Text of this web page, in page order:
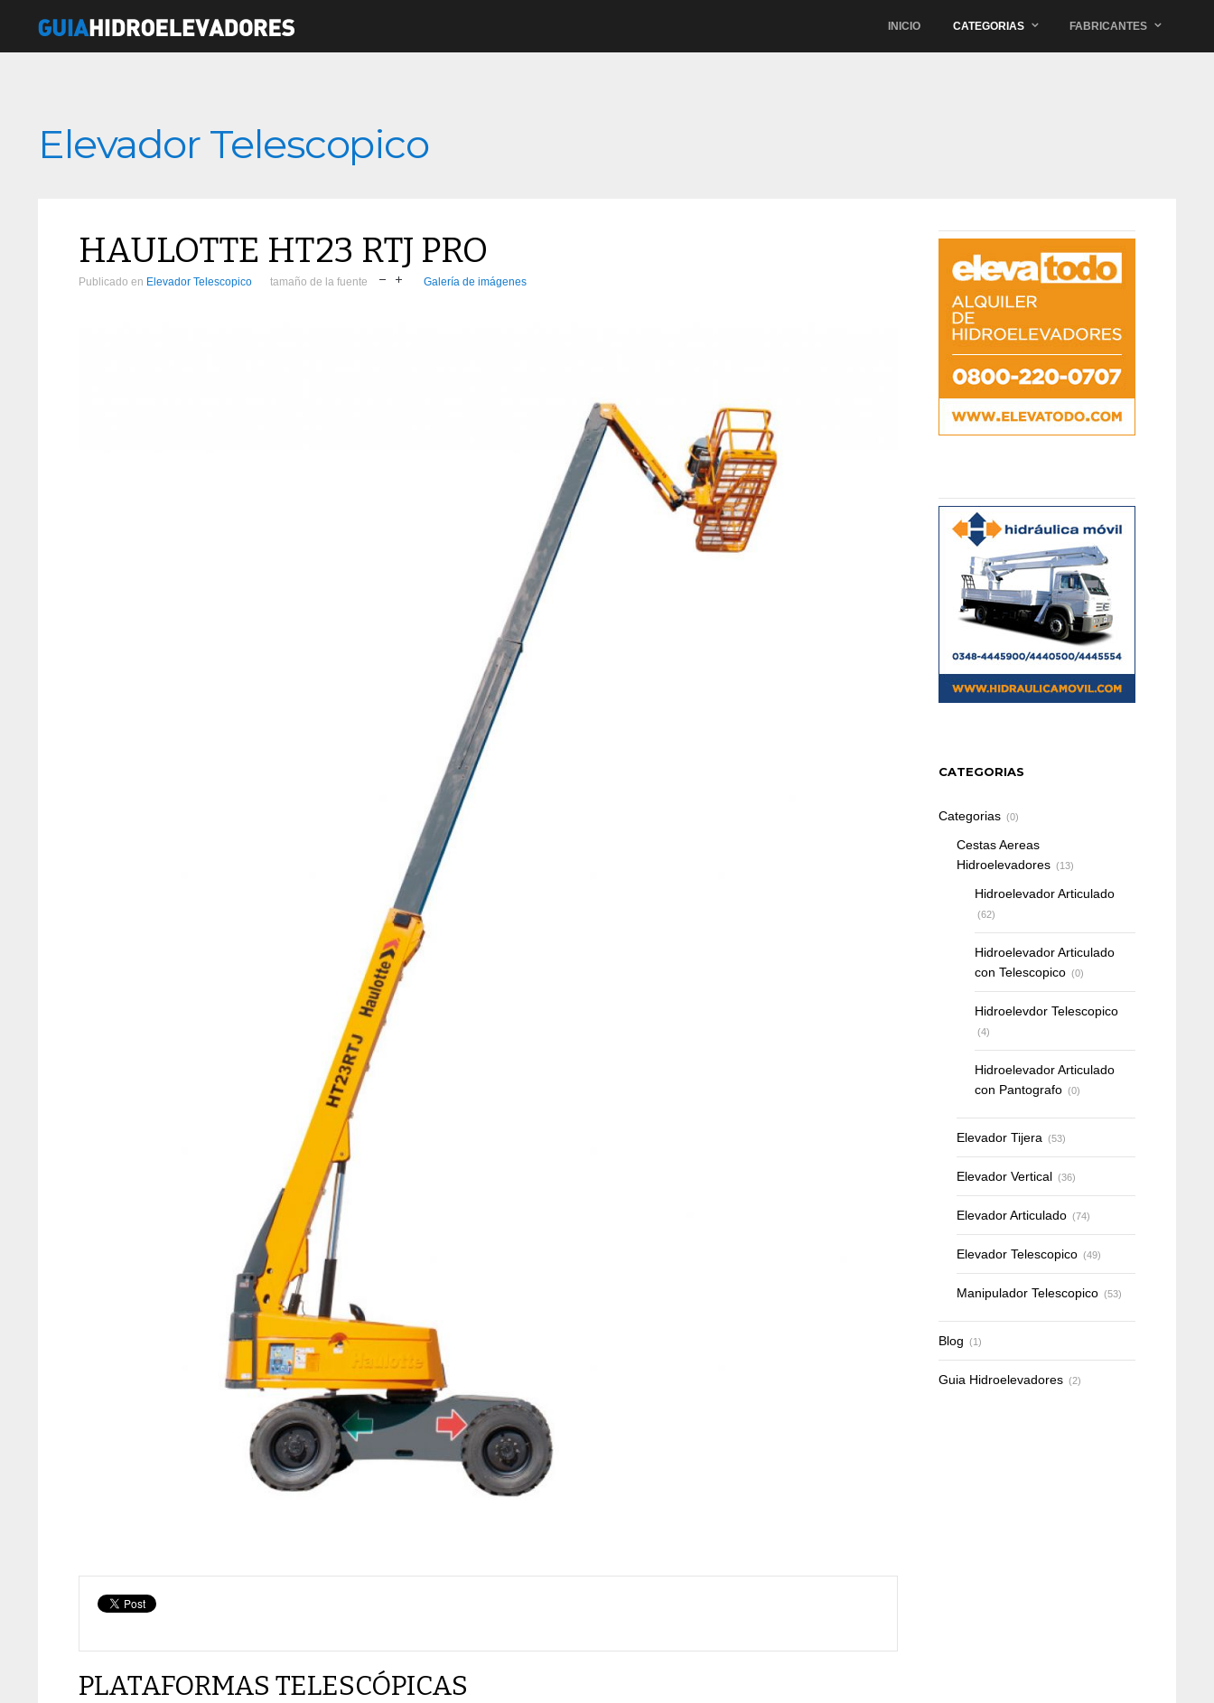
INICIO CATEGORIAS FABRICANTES
Elevador Telescopico
HAULOTTE HT23 RTJ PRO
Publicado en Elevador Telescopico tamaño de la fuente Galería de imágenes
PLATAFORMAS TELESCÓPICAS
CATEGORIAS
Categorias (0)
Cestas Aereas
Hidroelevadores (13)
Hidroelevador Articulado
(62)
Hidroelevador Articulado
con Telescopico (0)
Hidroelevdor Telescopico
(4)
Hidroelevador Articulado
con Pantografo (0)
Elevador Tijera (53)
Elevador Vertical (36)
Elevador Articulado (74)
Elevador Telescopico (49)
Manipulador Telescopico (53)
Blog (1)
Guia Hidroelevadores (2)